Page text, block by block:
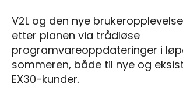
V2L og den nye
etter planen via trådløse
programvareoppdateringer i
sommeren, både til nye og
EX30-kunder.